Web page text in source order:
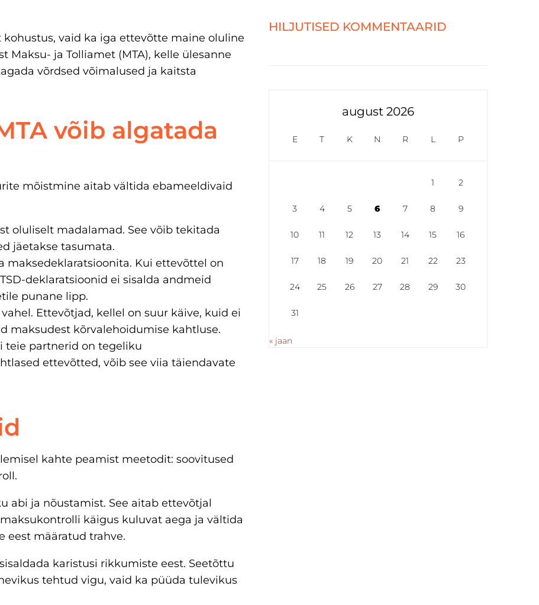
vaid ka iga ettevõtte maine oluline
ja Tolliamet (MTA), kelle ülesanne
võrdsed võimalused ja kaitsta
võib algatada
mõistmine aitab vältida ebameeldivaid
oluliselt madalamad. See võib tekitada
jäetakse tasumata.
maksedeklaratsioonita. Kui ettevõttel on
deklaratsioonid ei sisalda andmeid
punane lipp.
Ettevõtjad, kellel on suur käive, kuid ei
maksudest kõrvalehoidumise kahtluse.
teie partnerid on tegeliku
ettevõtted, võib see viia täiendavate
kahte peamist meetodit: soovitused
abi ja nõustamist. See aitab ettevõtjal
käigus kuluvat aega ja vältida
eest määratud trahve.
karistusi rikkumiste eest. Seetõttu
tehtud vigu, vaid ka püüda tulevikus
HILJUTISED KOMMENTAARID
august 2026
E T K N R L P
1 2
3 4 5 6 7 8 9
10 11 12 13 14 15 16
17 18 19 20 21 22 23
24 25 26 27 28 29 30
31
« jaan